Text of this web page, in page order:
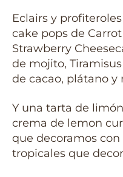
Eclairs y
cake pops de
Strawberry
de mojito,
de cacao, plátano y
Y una tarta de
crema de lemon
que decoramos
tropicales que